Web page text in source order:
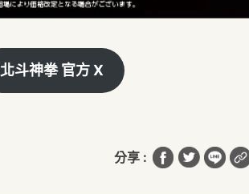
北斗神拳 官方 X
分享 :